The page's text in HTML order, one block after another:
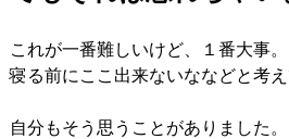
これが一番難しいけど、１番大事。
寝る前にここ出来ないななどと考
自分もそう思うことがありました。